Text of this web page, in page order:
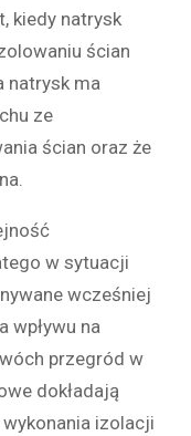
kiedy natrysk
ścian
natrysk ma
ze
ścian oraz że
w sytuacji
wcześniej
wpływu na
przegród w
dokładają
izolacji